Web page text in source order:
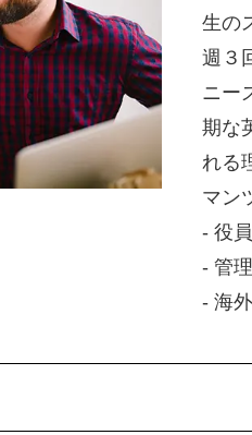
生の
週３
ニー
期な
れる
マン
- 役
- 管
- 海